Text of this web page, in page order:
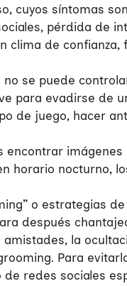
cuyos síntomas
pérdida de
de
se puede
para evadirse de
de juego, hacer
horario nocturno,
o estrategias
después
la
Para
redes sociales